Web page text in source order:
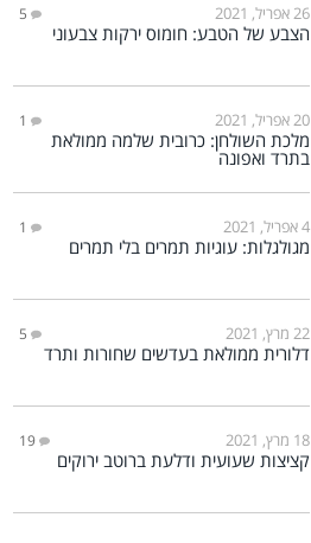
26 אפריל, 2021 5
הצבע של הטבע: חומוס ירקות צבעוני
20 אפריל, 2021 1
מלכת השולחן: כרובית שלמה ממולאת
בתרד ואפונה
4 אפריל, 2021 1
מגולגלות: עוגיות תמרים בלי תמרים
22 מרץ, 2021 5
דלורית ממולאת בעדשים שחורות ותרד
18 מרץ, 2021 19
קציצות שעועית ודלעת ברוטב ירוקים